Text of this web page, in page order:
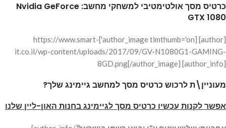
כרטיס מסך אולטימטיבי למשחקי מחשב: Nvidia GeForce
GTX 1080
[author] [author_image timthumb='on']https://www.smart-
it.co.il/wp-content/uploads/2017/09/GV-N1080G1-GAMING-
8GD.png[/author_image] [author_info]
מעוניין\ת לרכוש כרטיס מסך למחשב גיימינג שלך?
אפשר לקנות עכשיו כרטיס מסך לגיימינג בחנות האון-ליין שלנו